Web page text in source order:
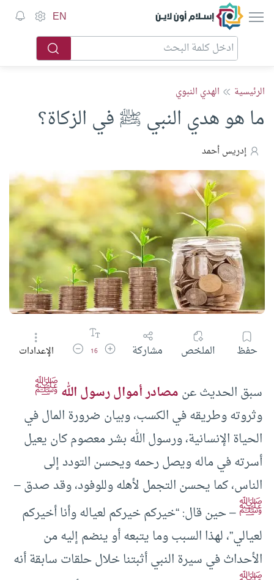
إسلام أون لاين EN
الرئيسية الهدي النبوي
ما هو هدي النبي ﷺ في الزكاة؟
إدريس أحمد
حفظ الملخص مشاركة زيادة حجم الخط
16 تقليل حجم الخط
الإعدادات
سبق الحديث عنمصادر أموال رسول اللهﷺ
وثروته وطريقه في الكسب، وبيان ضرورة المال في
الحياة الإنسانية، ورسول الله بشر معصوم كان يعيل
أسرته في ماله ويصل رحمه ويحسن التودد إلى
الناس، كما يحسن التجمل لأهله وللوفود، وقد صدق –
ﷺ– حين قال: “خيركم خيركم لعياله وأنا أخيركم
لعيالي”، لهذا السبب وما يتبعه أو ينضم إليه من
الأحداث في سيرة النبي أثبتنا خلال حلقات سابقة أنه